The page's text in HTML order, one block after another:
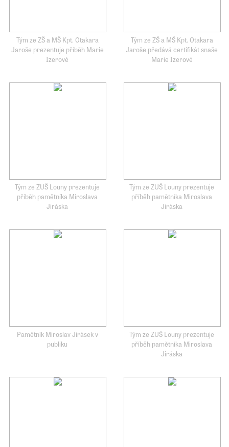
Tým ze ZŠ a MŠ Kpt. Otakara
Jaroše prezentuje příběh Marie
Izerové
Tým ze ZŠ a MŠ Kpt. Otakara
Jaroše předává certifikát snaše
Marie Izerové
Tým ze ZUŠ Louny prezentuje
příběh pamětníka Miroslava
Jiráska
Tým ze ZUŠ Louny prezentuje
příběh pamětníka Miroslava
Jiráska
Pamětník Miroslav Jirásek v
publiku
Tým ze ZUŠ Louny prezentuje
příběh pamětníka Miroslava
Jiráska